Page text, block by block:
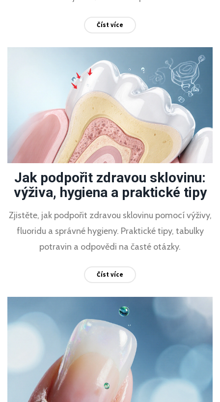
Číst více
Jak podpořit zdravou sklovinu:
výživa, hygiena a praktické tipy
Zjistěte, jak podpořit zdravou sklovinu pomocí výživy,
fluoridu a správné hygieny. Praktické tipy, tabulky
potravin a odpovědi na časté otázky.
Číst více